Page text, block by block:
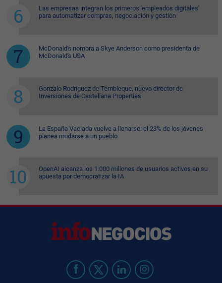
Las empresas integran los primeros 'empleados digitales'
para automatizar compras, negociación y gestión
McDonald's nombra a Skye Anderson como presidenta de
McDonald's USA
Gonzalo Rodríguez de Tembleque, nuevo director de
Inversiones de Castellana Properties
La España Vaciada vuelve a llenarse: el 23% de los jóvenes
planea mudarse a un pueblo
OpenAI alcanza los 1.000 millones de usuarios activos en su
apuesta por democratizar la IA